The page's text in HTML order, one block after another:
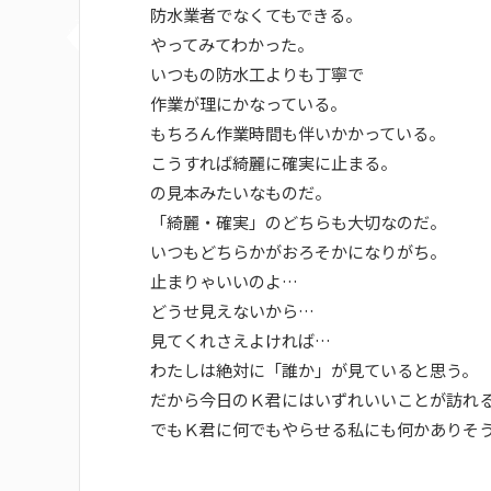
防水業者でなくてもできる。
やってみてわかった。
いつもの防水工よりも丁寧で
作業が理にかなっている。
もちろん作業時間も伴いかかっている。
こうすれば綺麗に確実に止まる。
の見本みたいなものだ。
「綺麗・確実」のどちらも大切なのだ。
いつもどちらかがおろそかになりがち。
止まりゃいいのよ…
どうせ見えないから…
見てくれさえよければ…
わたしは絶対に「誰か」が見ていると思う。
だから今日のＫ君にはいずれいいことが訪れる
でもＫ君に何でもやらせる私にも何かありそ